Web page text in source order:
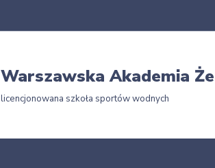
Warszawska Akademia
licencjonowana szkoła sportów wodnych